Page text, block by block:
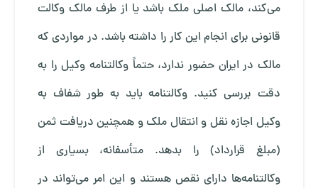
می‌کند، مالک اصلی ملک باشد یا از طرف مالک وکالت
قانونی برای انجام این کار را داشته باشد. در مواردی که
مالک در ایران حضور ندارد، حتماً وکالتنامه وکیل را به
دقت بررسی کنید. وکالتنامه باید به طور شفاف به
وکیل اجازه نقل و انتقال ملک و همچنین دریافت ثمن
(مبلغ قرارداد) را بدهد. متأسفانه، بسیاری از
وکالتنامه‌ها دارای نقص هستند و این امر می‌تواند در